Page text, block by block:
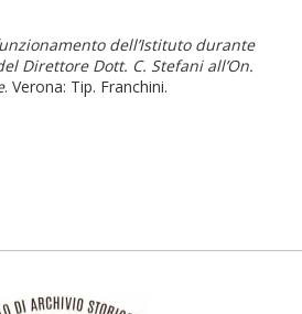
dell’Istituto durante
Direttore Dott. C. Stefani all’On.
. Verona: Tip. Franchini.